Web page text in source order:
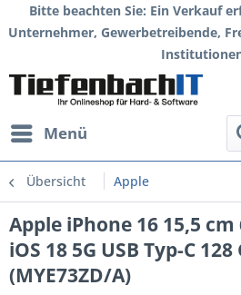
Bitte beachten Sie: Ein Verkauf
Unternehmer, Gewerbetreibende,
Menü
Übersicht Apple
Apple iPhone 16 15,5
iOS 18 5G USB Typ-C
(MYE73ZD/A)